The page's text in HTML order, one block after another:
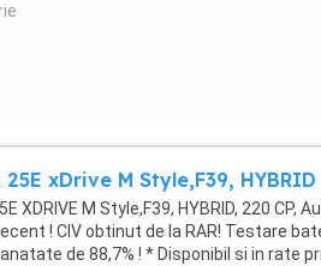
25E xDrive M Style,F39, HYBRID
XDRIVE M Style,F39, HYBRID, 220 CP,
! CIV obtinut de la RAR! Testare
de 88,7% ! * Disponibil si in rate